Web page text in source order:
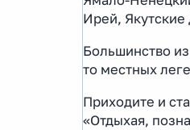
Ирей,
Большинство
то местных
Приходите и
«Отдыхая,